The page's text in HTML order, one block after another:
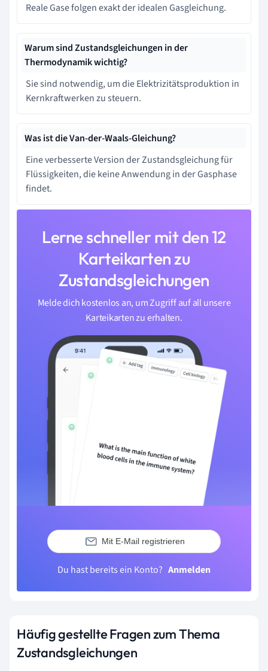
Reale Gase folgen exakt der idealen Gasgleichung.
Warum sind Zustandsgleichungen in der
Thermodynamik wichtig?
Sie sind notwendig, um die Elektrizitätsproduktion in
Kernkraftwerken zu steuern.
Was ist die Van-der-Waals-Gleichung?
Eine verbesserte Version der Zustandsgleichung für
Flüssigkeiten, die keine Anwendung in der Gasphase
findet.
Lerne schneller mit den 12
Karteikarten zu
Zustandsgleichungen
Melde dich kostenlos an, um Zugriff auf all unsere
Karteikarten zu erhalten.
Mit E-Mail registrieren
Du hast bereits ein Konto? Anmelden
Häufig gestellte Fragen zum Thema
Zustandsgleichungen